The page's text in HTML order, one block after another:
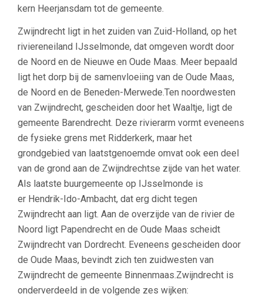
kern Heerjansdam tot de gemeente.
Zwijndrecht ligt in het zuiden van Zuid-Holland, op het
riviereneiland IJsselmonde, dat omgeven wordt door
de Noord en de Nieuwe en Oude Maas. Meer bepaald
ligt het dorp bij de samenvloeiing van de Oude Maas,
de Noord en de Beneden-Merwede.Ten noordwesten
van Zwijndrecht, gescheiden door het Waaltje, ligt de
gemeente Barendrecht. Deze rivierarm vormt eveneens
de fysieke grens met Ridderkerk, maar het
grondgebied van laatstgenoemde omvat ook een deel
van de grond aan de Zwijndrechtse zijde van het water.
Als laatste buurgemeente op IJsselmonde is
er Hendrik-Ido-Ambacht, dat erg dicht tegen
Zwijndrecht aan ligt. Aan de overzijde van de rivier de
Noord ligt Papendrecht en de Oude Maas scheidt
Zwijndrecht van Dordrecht. Eveneens gescheiden door
de Oude Maas, bevindt zich ten zuidwesten van
Zwijndrecht de gemeente Binnenmaas.Zwijndrecht is
onderverdeeld in de volgende zes wijken: